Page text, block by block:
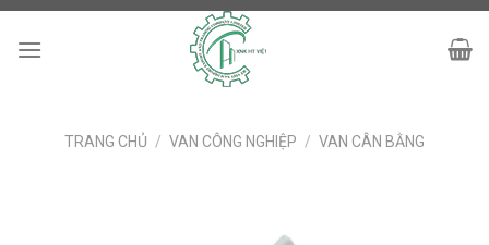
Skip
TRANG CHỦ / VAN CÔNG NGHIỆP / VAN CÂN BẰNG